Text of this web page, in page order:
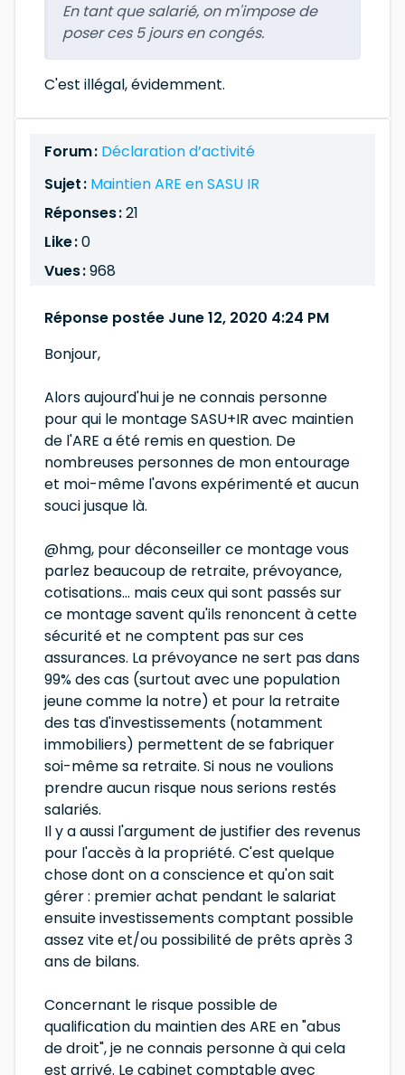
En tant que salarié, on m'impose de
poser ces 5 jours en congés.
C'est illégal, évidemment.
Forum : Déclaration d’activité
Sujet : Maintien ARE en SASU IR
Réponses :21
Like :0
Vues :968
Réponse postée June 12, 2020 4:24 PM
Bonjour,
Alors aujourd'hui je ne connais personne
pour qui le montage SASU+IR avec maintien
de l'ARE a été remis en question. De
nombreuses personnes de mon entourage
et moi-même l'avons expérimenté et aucun
souci jusque là.
@hmg, pour déconseiller ce montage vous
parlez beaucoup de retraite, prévoyance,
cotisations... mais ceux qui sont passés sur
ce montage savent qu'ils renoncent à cette
sécurité et ne comptent pas sur ces
assurances. La prévoyance ne sert pas dans
99% des cas (surtout avec une population
jeune comme la notre) et pour la retraite
des tas d'investissements (notamment
immobiliers) permettent de se fabriquer
soi-même sa retraite. Si nous ne voulions
prendre aucun risque nous serions restés
salariés.
Il y a aussi l'argument de justifier des revenus
pour l'accès à la propriété. C'est quelque
chose dont on a conscience et qu'on sait
gérer : premier achat pendant le salariat
ensuite investissements comptant possible
assez vite et/ou possibilité de prêts après 3
ans de bilans.
Concernant le risque possible de
qualification du maintien des ARE en "abus
de droit", je ne connais personne à qui cela
est arrivé. Le cabinet comptable avec